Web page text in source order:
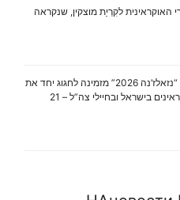
האוקראינית לקִרְיַת מוצקין, שנקראה
יום העצמאות של אוקראינה בתל אביב: “נזאלז’נה 2026” מזמינה לחגוג יחד את
יום השנה ה-35, לתמוך בפליטים האוקראינים בישראל ובחיילי צה”ל – 21